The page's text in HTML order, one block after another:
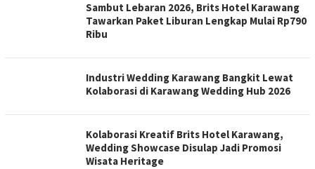
Sambut Lebaran 2026, Brits Hotel Karawang
Tawarkan Paket Liburan Lengkap Mulai Rp790
Ribu
Industri Wedding Karawang Bangkit Lewat
Kolaborasi di Karawang Wedding Hub 2026
Kolaborasi Kreatif Brits Hotel Karawang,
Wedding Showcase Disulap Jadi Promosi
Wisata Heritage